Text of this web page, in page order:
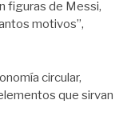
figuras de Messi,
motivos”,
circular,
que sirvan